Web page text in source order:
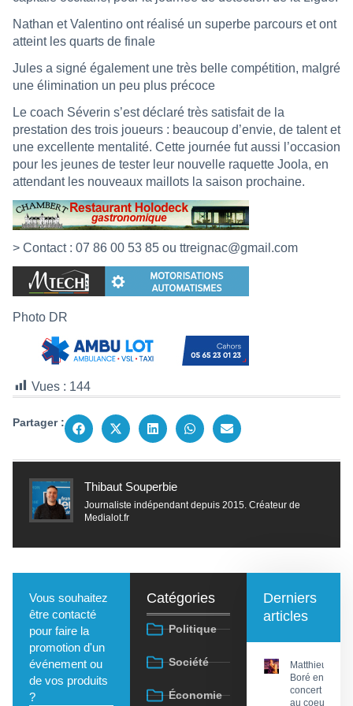
Nathan et Valentino ont réalisé un superbe parcours et ont
atteint les quarts de finale
Jules a signé également une très belle compétition, malgré
une élimination un peu plus précoce
Le coach Séverin s’est déclaré très satisfait de la
prestation des trois joueurs : beaucoup d’envie, de talent et
une excellente mentalité. Cette journée fut aussi l’occasion
pour les jeunes de tester leur nouvelle raquette Joola, en
attendant les nouveaux maillots la saison prochaine.
> Contact : 07 86 00 53 85 ou ttreignac@gmail.com
Photo DR
Vues : 144
Partager :
Thibaut Souperbie
Journaliste indépendant depuis 2015. Créateur de
Medialot.fr
Vous souhaitez
être contacté
pour faire la
promotion d'un
événement ou
de vos produits
?
Catégories
Politique
Société
Économie
Derniers
articles
Matthieu
Boré en
concert
au coeur